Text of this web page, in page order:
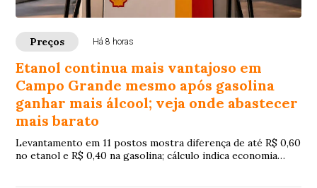
Preços Há 8 horas
Etanol continua mais vantajoso em
Campo Grande mesmo após gasolina
ganhar mais álcool; veja onde abastecer
mais barato
Levantamento em 11 postos mostra diferença de até R$ 0,60
no etanol e R$ 0,40 na gasolina; cálculo indica economia